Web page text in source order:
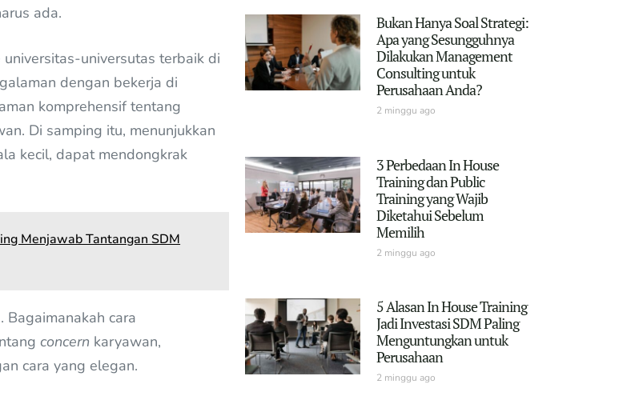
ada.
universutas terbaik di
dengan bekerja di
komprehensif tentang
Di samping itu, menunjukkan
kecil, dapat mendongkrak
Menjawab Tantangan SDM
cara
concern karyawan,
cara yang elegan.
Bukan Hanya Soal Strategi:
Apa yang Sesungguhnya
Dilakukan Management
Consulting untuk
Perusahaan Anda?
2 minggu ago
3 Perbedaan In House
Training dan Public
Training yang Wajib
Diketahui Sebelum
Memilih
2 minggu ago
5 Alasan In House Training
Jadi Investasi SDM Paling
Menguntungkan untuk
Perusahaan
2 minggu ago